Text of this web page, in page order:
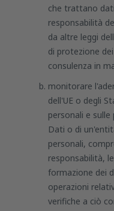
che trattano
responsabilità
da altre leggi
di protezione
consulenza in
monitorare
dell'UE o degli
personali e
Dati o di
personali,
responsabilità,
formazione dei
operazioni
verifiche a ciò